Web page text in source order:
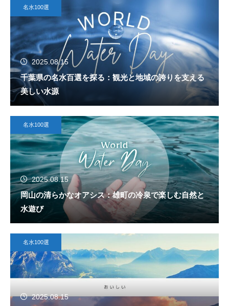
名水100選
2025.08.15
千葉県の名水百選を探る：観光と地域の誇りを支える
美しい水源
名水100選
2025.08.15
岡山の清らかなオアシス：雄町の冷泉で楽しむ自然と
水遊び
名水100選
2025.08.15